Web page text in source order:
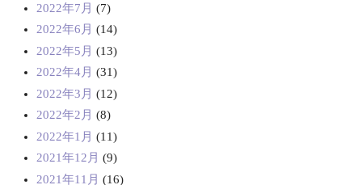
2022年7月 (7)
2022年6月 (14)
2022年5月 (13)
2022年4月 (31)
2022年3月 (12)
2022年2月 (8)
2022年1月 (11)
2021年12月 (9)
2021年11月 (16)